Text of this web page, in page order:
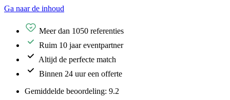
Ga naar de inhoud
Meer dan 1050 referenties
Ruim 10 jaar eventpartner
Altijd de perfecte match
Binnen 24 uur een offerte
Gemiddelde beoordeling: 9.2